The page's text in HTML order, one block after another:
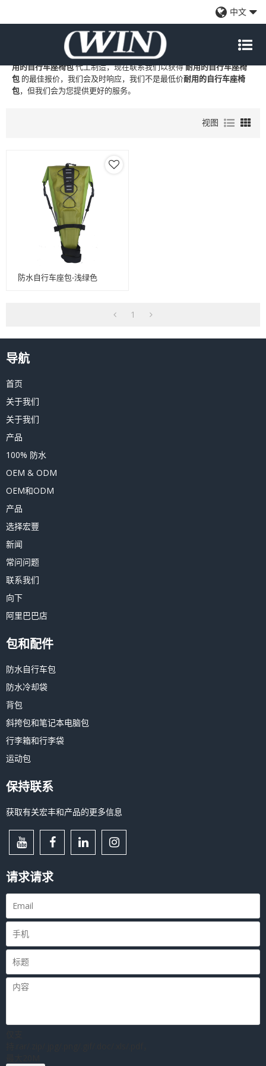
中文
耐用的自行车座椅包的专业中国制造商和供应商，我们提供定
耐用的自行车座椅包工厂、自有品牌耐用的自行车座椅包
用的自行车座椅包代工制造，现在联系我们以获得耐用的自行车座椅
包 的最佳报价，我们会及时响应，我们不是最低价耐用的自行车座椅
包，但我们会为您提供更好的服务。
视图
防水自行车座包-浅绿色
1
导航
首页
关于我们
关于我们
产品
100% 防水
OEM & ODM
OEM和ODM
产品
选择宏豐
新闻
常问问题
联系我们
向下
阿里巴巴店
包和配件
防水自行车包
防水冷却袋
背包
斜挎包和笔记本电脑包
行李箱和行李袋
运动包
保持联系
获取有关宏丰和产品的更多信息
请求请求